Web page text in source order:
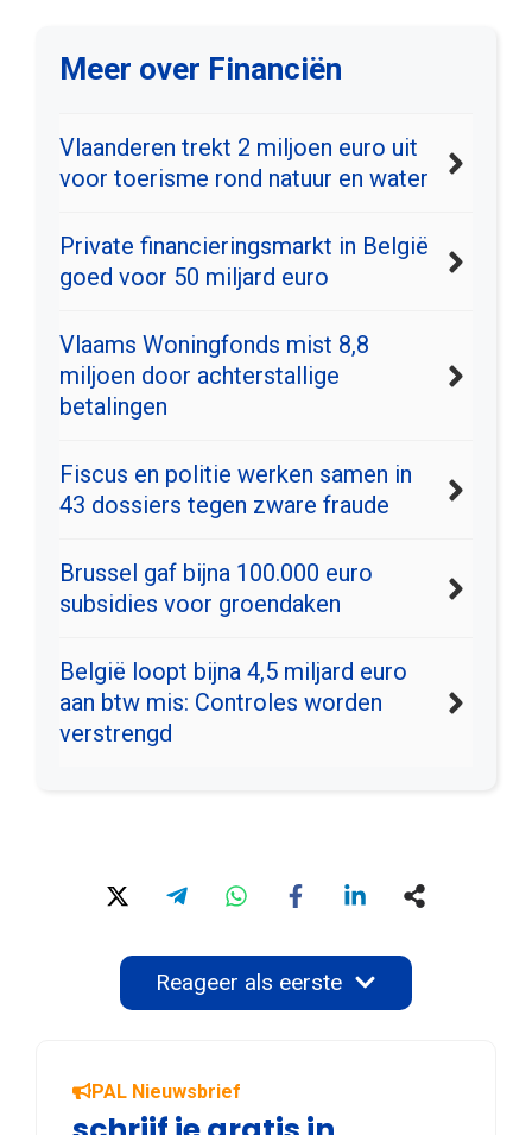
Meer over Financiën
Vlaanderen trekt 2 miljoen euro uit
voor toerisme rond natuur en water
Private financieringsmarkt in België
goed voor 50 miljard euro
Vlaams Woningfonds mist 8,8
miljoen door achterstallige
betalingen
Fiscus en politie werken samen in
43 dossiers tegen zware fraude
Brussel gaf bijna 100.000 euro
subsidies voor groendaken
België loopt bijna 4,5 miljard euro
aan btw mis: Controles worden
verstrengd
Reageer als eerste
PAL Nieuwsbrief